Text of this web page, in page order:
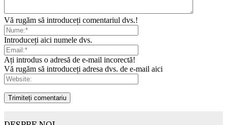
Vă rugăm să introduceți comentariul dvs.!
Introduceți aici numele dvs.
Ați introdus o adresă de e-mail incorectă!
Vă rugăm să introduceți adresa dvs. de e-mail aici